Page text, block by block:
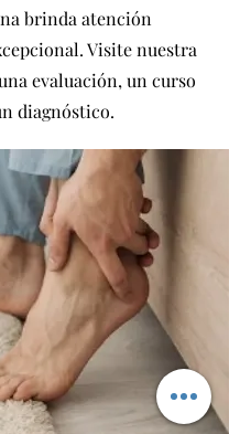
brinda atención
Visite nuestra
evaluación, un curso
diagnóstico.